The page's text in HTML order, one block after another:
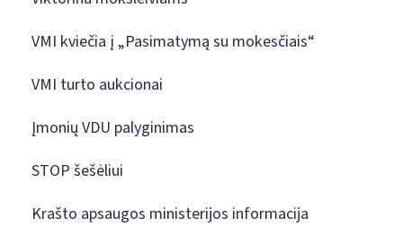
VMI kviečia į „Pasimatymą su mokesčiais“
VMI turto aukcionai
Įmonių VDU palyginimas
STOP šešėliui
Krašto apsaugos ministerijos informacija